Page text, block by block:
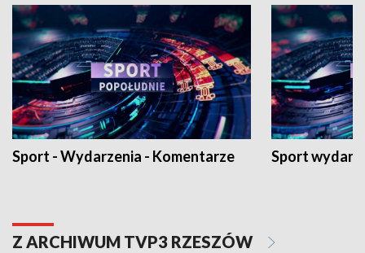
Sport - Wydarzenia - Komentarze Sport
Z ARCHIWUM TVP3 RZESZÓW